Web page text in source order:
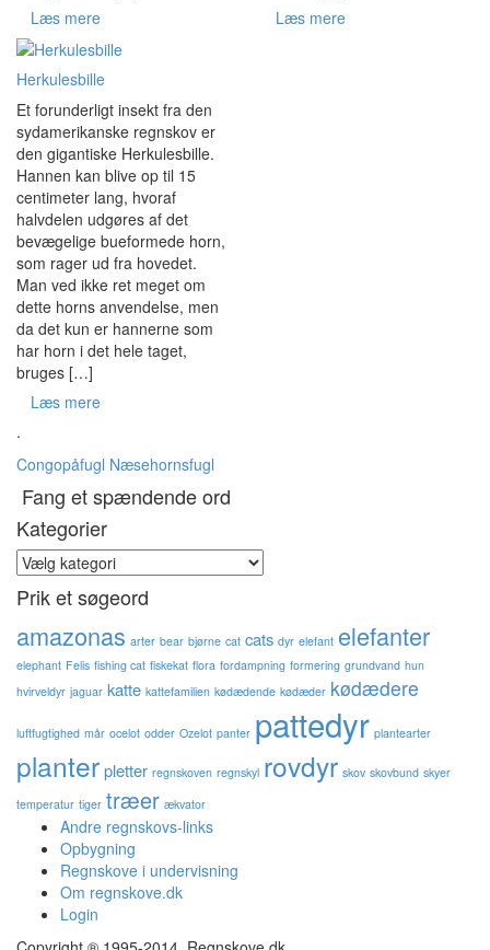
Læs mere
Læs mere
Herkulesbille
Et forunderligt insekt fra den
sydamerikanske regnskov er
den gigantiske Herkulesbille.
Hannen kan blive op til 15
centimeter lang, hvoraf
halvdelen udgøres af det
bevægelige bueformede horn,
som rager ud fra hovedet.
Man ved ikke ret meget om
dette horns anvendelse, men
da det kun er hannerne som
har horn i det hele taget,
bruges […]
Læs mere
.
Congopåfugl Næsehornsfugl
Fang et spændende ord
Kategorier
Kategorier
Prik et søgeord
amazonas arter bear bjørne cat cats dyr elefant elefanter
elephant Felis fishing cat fiskekat flora fordampning formering grundvand hun
hvirveldyr jaguar katte kattefamilien kødædende kødæder kødædere
luftfugtighed mår ocelot odder Ozelot panter pattedyr plantearter
planterpletter regnskoven regnskyl rovdyr skov skovbund skyer
temperatur tiger træer ækvator
Andre regnskovs-links
Opbygning
Regnskove i undervisning
Om regnskove.dk
Login